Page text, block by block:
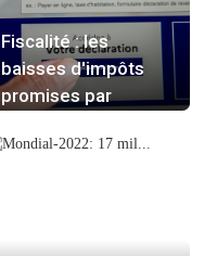
Fiscalité : les
baisses d'impôts
promises par
ont-elles de quoi